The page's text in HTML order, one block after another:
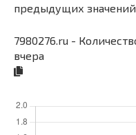
предыдущих
7980276.ru -
вчера